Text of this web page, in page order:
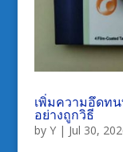
เพิ่มความอึดท
อย่างถูกวิธี
by Y| Jul 30,